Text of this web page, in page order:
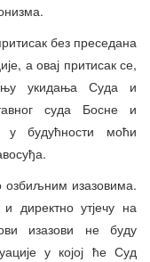
без преседана
а овај притисак се,
укидања Суда и
суда Босне и
будућности моћи
озбиљним изазовима.
директно утјечу на
изазови не буду
у којој ће Суд